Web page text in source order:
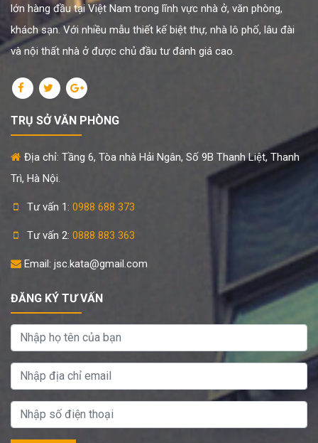
lớn hàng đầu tại Việt Nam trong lĩnh vực nhà ở, văn phòng,
khách sạn. Với nhiều mẫu thiết kế biệt thự, nhà lô phố, lâu đài
và nội thất nhà ở được chủ đầu tư đánh giá cao.
TRỤ SỞ VĂN PHÒNG
Địa chỉ: Tầng 6, Tòa nhà Hải Ngân, Số 9B Thanh Liệt, Thanh
Trì, Hà Nội.
Tư vấn 1: 0988 688 373
Tư vấn 2: 0888 883 363
Email: jsc.kata@gmail.com
ĐĂNG KÝ TƯ VẤN